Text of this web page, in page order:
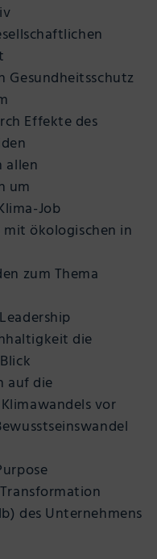
Gesundheitsschutz
Effekte des
allen
um
Job
ökologischen in
zum Thema
die
auf die
vor
des Unternehmens